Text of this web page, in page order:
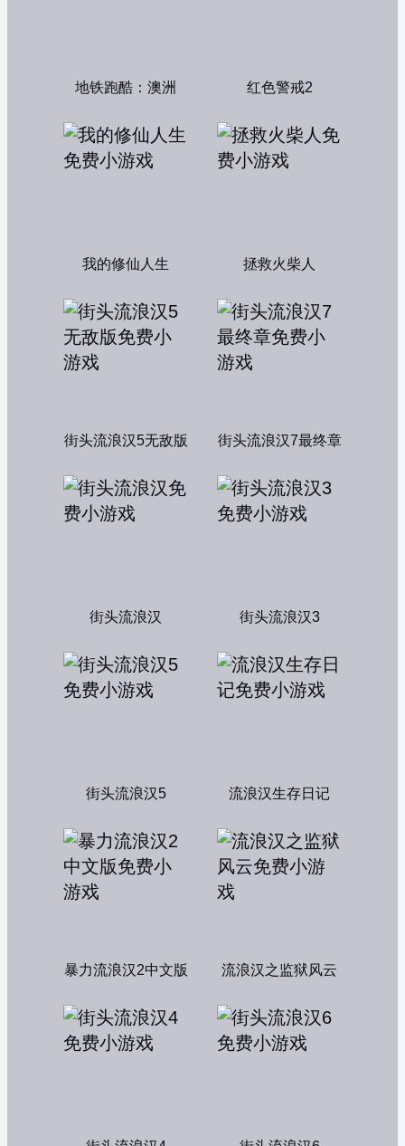
地铁跑酷：澳洲 红色警戒2
我的修仙人生 拯救火柴人
街头流浪汉5无敌版 街头流浪汉7最终章
街头流浪汉 街头流浪汉3
街头流浪汉5 流浪汉生存日记
暴力流浪汉2中文版 流浪汉之监狱风云